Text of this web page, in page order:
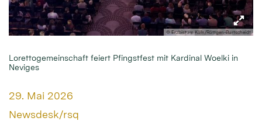
© Erzbistum Köln/Röttgen-Burtscheidt
Lorettogemeinschaft feiert Pfingstfest mit Kardinal Woelki in
Neviges
Datum:
29. Mai 2026
Von:
Newsdesk/rsq